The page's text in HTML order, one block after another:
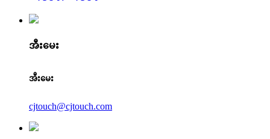
အီးမေး
အီးမေး
cjtouch@cjtouch.com